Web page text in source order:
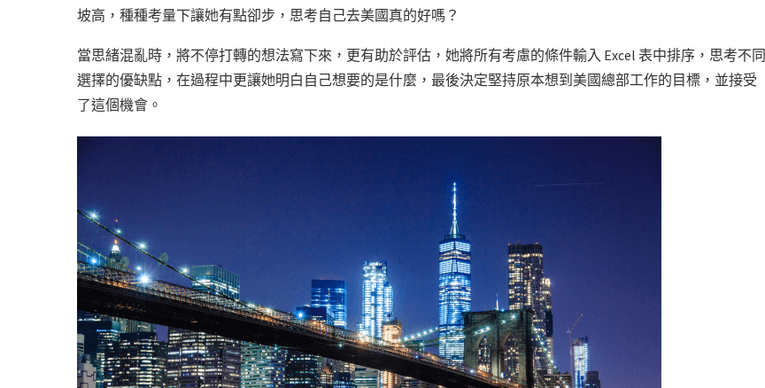
坡高，種種考量下讓她有點卻步，思考自己去美國真的好嗎？
當思緒混亂時，將不停打轉的想法寫下來，更有助於評估，她將所有考慮的條件輸入 Excel 表中排序，思考不同
選擇的優缺點，在過程中更讓她明白自己想要的是什麼，最後決定堅持原本想到美國總部工作的目標，並接受
了這個機會。